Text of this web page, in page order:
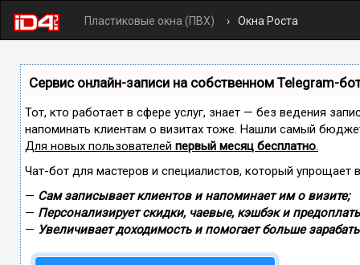
Пластиковые окна (ПВХ) Окна Роста
Сервис онлайн-записи на собственном Telegram-
Тот, кто работает в сфере услуг, знает — без ведения
напоминать клиентам о визитах тоже. Нашли самый
Для новых пользователей первый месяц бесплатно.
Чат-бот для мастеров и специалистов, который упрощает
— Сам записывает клиентов и напоминает им о визите;
— Персонализирует скидки, чаевые, кэшбэк и
— Увеличивает доходимость и помогает больше